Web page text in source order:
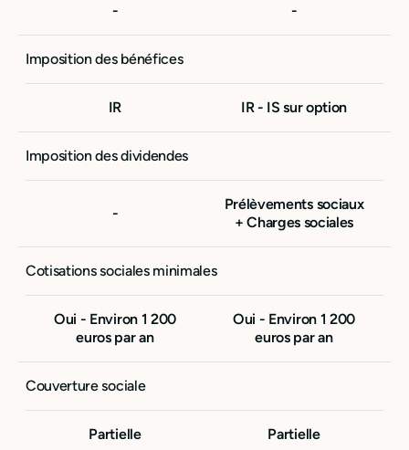
- -
Imposition des bénéfices
IR IR - IS sur option
Imposition des dividendes
-
Prélèvements sociaux
+ Charges sociales
Cotisations sociales minimales
Oui - Environ 1 200
euros par an
Oui - Environ 1 200
euros par an
Couverture sociale
Partielle Partielle